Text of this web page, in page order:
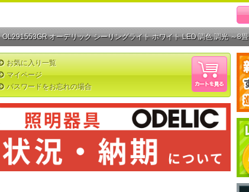
お気に入り一覧
マイページ
パスワードをお忘れの場合
OL291553GR オーデリック シーリングライト ホワイト LED 調色 調光 ～8畳